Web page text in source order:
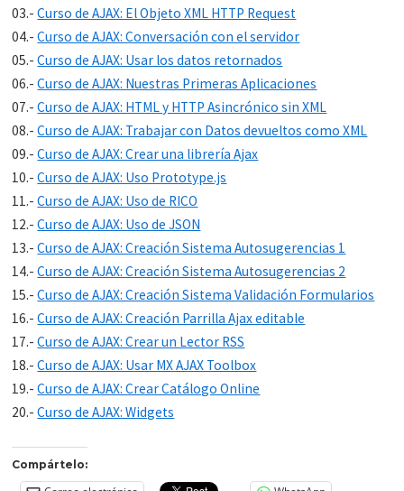
03.-Curso de AJAX: El Objeto XML HTTP Request
04.-Curso de AJAX: Conversación con el servidor
05.-Curso de AJAX: Usar los datos retornados
06.-Curso de AJAX: Nuestras Primeras Aplicaciones
07.-Curso de AJAX: HTML y HTTP Asincrónico sin XML
08.-Curso de AJAX: Trabajar con Datos devueltos como XML
09.-Curso de AJAX: Crear una librería Ajax
10.-Curso de AJAX: Uso Prototype.js
11.-Curso de AJAX: Uso de RICO
12.-Curso de AJAX: Uso de JSON
13.-Curso de AJAX: Creación Sistema Autosugerencias 1
14.-Curso de AJAX: Creación Sistema Autosugerencias 2
15.-Curso de AJAX: Creación Sistema Validación Formularios
16.-Curso de AJAX: Creación Parrilla Ajax editable
17.-Curso de AJAX: Crear un Lector RSS
18.-Curso de AJAX: Usar MX AJAX Toolbox
19.-Curso de AJAX: Crear Catálogo Online
20.-Curso de AJAX: Widgets
Compártelo: